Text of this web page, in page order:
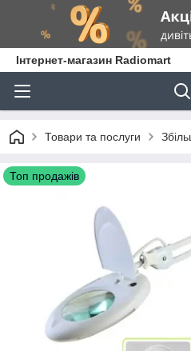
Інтернет-магазин Radiomart
Товари та послуги
Топ продажів